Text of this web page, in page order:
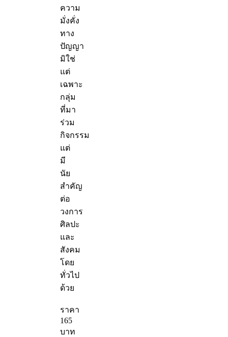
ความ
มั่งคั่ง
ทาง
ปัญญา
มิใช่
แต่
เฉพาะ
กลุ่ม
ที่มา
ร่วม
กิจกรรม
แต่
มี
นัย
สำคัญ
ต่อ
วงการ
ศิลปะ
และ
สังคม
โดย
ทั่วไป
ด้วย
ราคา
165
บาท